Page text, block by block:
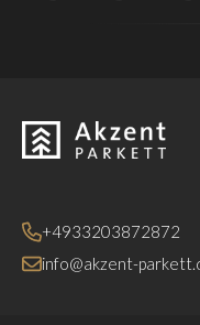
Zurück zur Startseite
+4933203872872
info@akzent-